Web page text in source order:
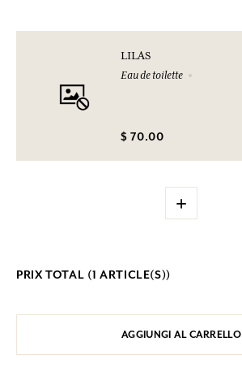
LILAS
Eau de toilette
$ 70.00
+
PRIX TOTAL (1 ARTICLE(S))
AGGIUNGI AL CARRELLO